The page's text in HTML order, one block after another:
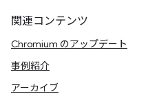
関連コンテンツ
Chromium のアップデート
事例紹介
アーカイブ